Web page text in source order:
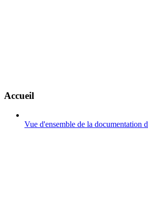
Accueil
Vue d'ensemble de la documentation